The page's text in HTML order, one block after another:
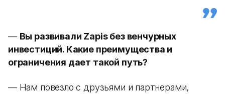
— Вы развивали Zapis без венчурных
инвестиций. Какие преимущества и
ограничения дает такой путь?
— Нам повезло с друзьями и партнерами,